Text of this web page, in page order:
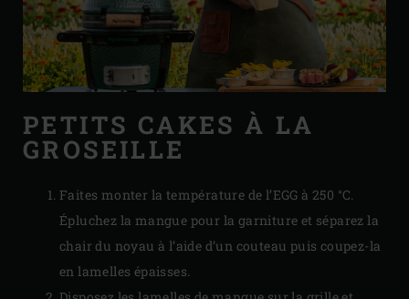
PETITS CAKES À LA
GROSEILLE
Faites monter la température de l’EGG à 250 °C.
Épluchez la mangue pour la garniture et séparez la
chair du noyau à l’aide d’un couteau puis coupez-la
en lamelles épaisses.